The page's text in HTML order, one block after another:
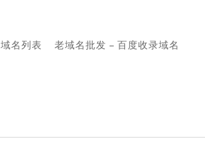
域名列表 老域名批发 – 百度收录域名